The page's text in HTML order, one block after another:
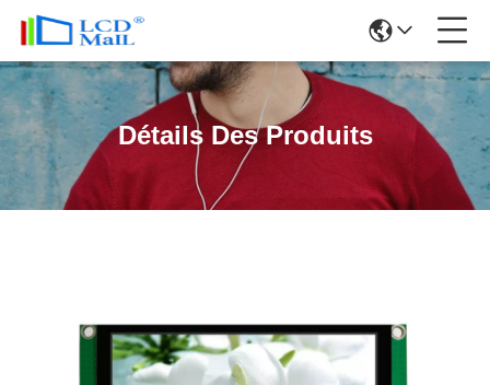
Détails Des Produits